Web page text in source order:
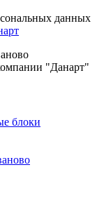
данных
"Данарт"
блоки